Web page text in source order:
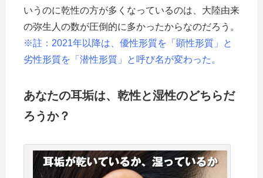
いうのに乾性の方が多くなっているのは、大陸由来
の弥生人の数が圧倒的に多かったからなのだろう。
※註：2021年以降は、優性形質を「顕性形質」と
劣性形質を「潜性形質」と呼び名が変わった。
あなたの耳垢は、乾性と湿性のどちらだ
ろうか？